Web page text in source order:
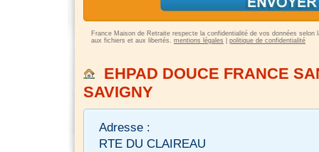
France Maison de Retraite respecte la confidentialité de vos données selon
aux fichiers et aux libertés. mentions légales politique de confidentialité
EHPAD DOUCE FRANCE
SAVIGNY
Adresse :
RTE DU CLAIREAU